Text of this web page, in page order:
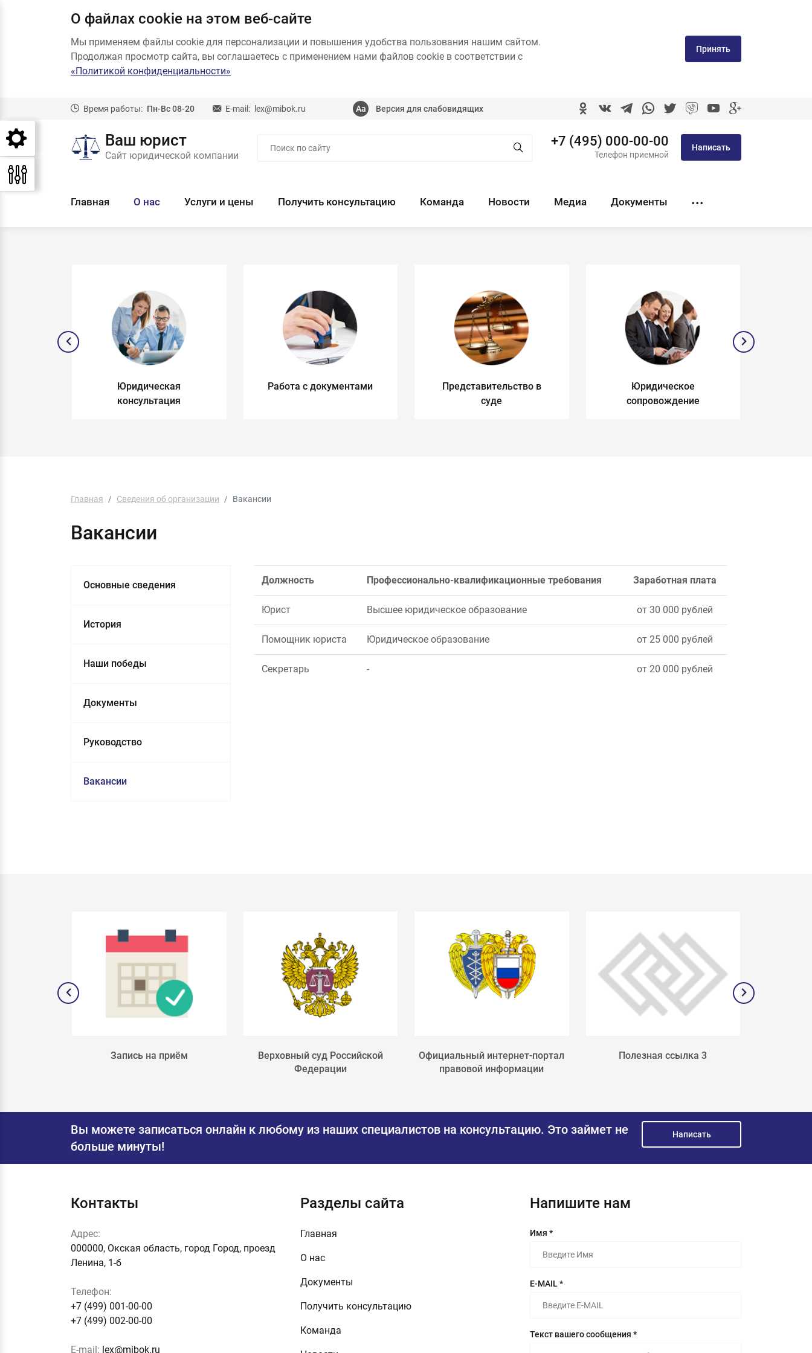
О файлах cookie на этом веб-сайте
Мы применяем файлы cookie для персонализации и повышения удобства пользования нашим сайтом.
Продолжая просмотр сайта, вы соглашаетесь с применением нами файлов cookie в соответствии с
«Политикой конфиденциальности»
Принять
Время работы: Пн-Вс 08-20 E-mail: lex@mibok.ru Версия для слабовидящих
Ваш юрист
Сайт юридической компании
+7 (495) 000-00-00
Телефон приемной
Написать
Главная О нас Услуги и цены Получить консультацию Команда Новости Медиа Документы
Юридическая
консультация
Работа с документами
Представительство в
суде
Юридическое
сопровождение
Главная Сведения об организации Вакансии
Вакансии
Основные сведения
История
Наши победы
Документы
Руководство
Вакансии
Должность Профессионально-квалификационные требования Заработная плата
Юрист Высшее юридическое образование от 30 000 рублей
Помощник юриста Юридическое образование от 25 000 рублей
Секретарь - от 20 000 рублей
Запись на приём
Верховный суд Российской
Федерации
Официальный интернет-портал
правовой информации
Полезная ссылка 3
Вы можете записаться онлайн к любому из наших специалистов на консультацию. Это займет не
больше минуты!
Написать
Контакты
Адрес:
000000, Окская область, город Город, проезд
Ленина, 1-б
Телефон:
+7 (499) 001-00-00
+7 (499) 002-00-00
E-mail: lex@mibok.ru
Разделы сайта
Главная
О нас
Документы
Получить консультацию
Команда
Напишите нам
Имя *
E-MAIL *
Текст вашего сообщения *